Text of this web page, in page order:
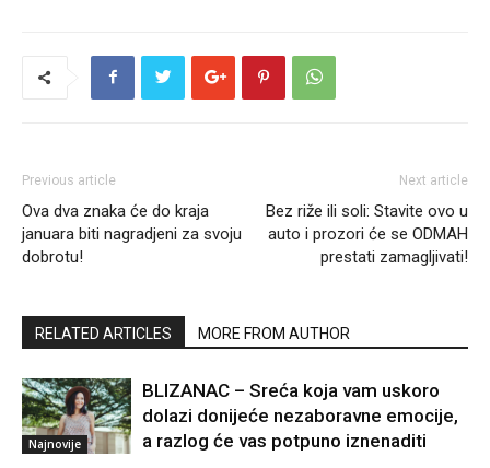
Previous article
Ova dva znaka će do kraja
januara biti nagradjeni za svoju
dobrotu!
Next article
Bez riže ili soli: Stavite ovo u
auto i prozori će se ODMAH
prestati zamagljivati!
RELATED ARTICLES MORE FROM AUTHOR
Najnovije
BLIZANAC – Sreća koja vam uskoro
dolazi donijeće nezaboravne emocije,
a razlog će vas potpuno iznenaditi